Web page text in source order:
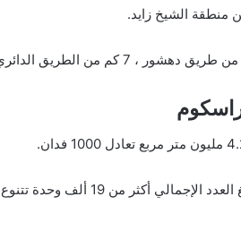
من بينها تبلغ مساحة السكن